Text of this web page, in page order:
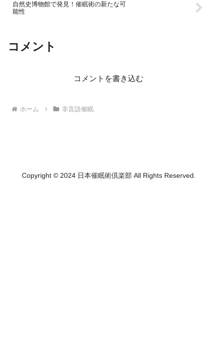
自然史博物館で発見！催眠術の新たな可
能性
コメント
コメントを書き込む
ホーム 非言語催眠
Copyright © 2024 日本催眠術倶楽部 All Rights Reserved.